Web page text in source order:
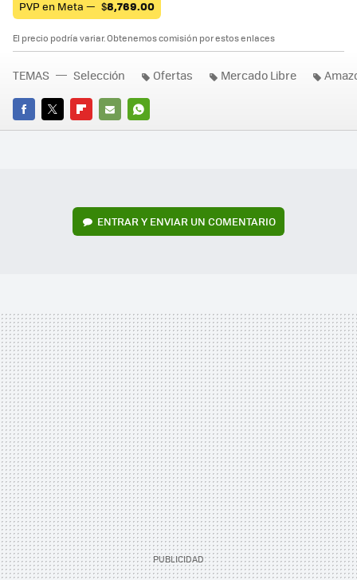
PVP en Meta — $8,769.00
El precio podría variar. Obtenemos comisión por estos enlaces
FACEBOOK
TWITTERFLIPBOARD
E-
WHATSAPP
TEMAS Selección Ofertas Mercado Libre
ENTRAR Y ENVIAR UN COMENTARIO